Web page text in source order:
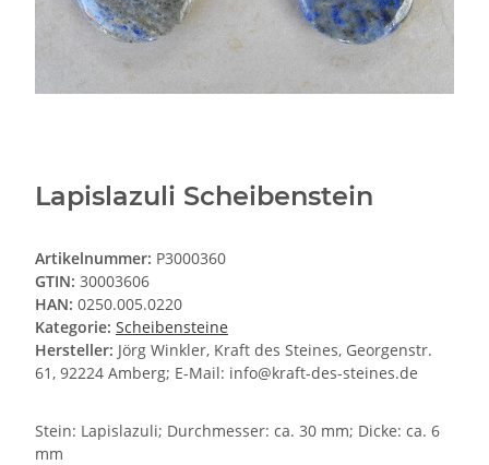
Lapislazuli Scheibenstein
Artikelnummer: P3000360
GTIN: 30003606
HAN: 0250.005.0220
Kategorie: Scheibensteine
Hersteller: Jörg Winkler, Kraft des Steines, Georgenstr.
61, 92224 Amberg; E-Mail: info@kraft-des-steines.de
Stein: Lapislazuli; Durchmesser: ca. 30 mm; Dicke: ca. 6
mm